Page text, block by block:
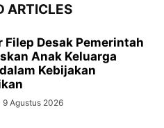
ARTICLES
Filep Desak Pemerintah
Anak Keluarga
Kebijakan
9 Agustus 2026